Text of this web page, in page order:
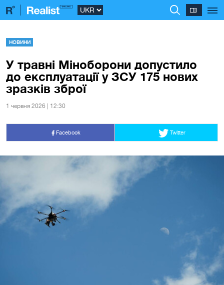
НОВИНИ
У травні Міноборони допустило
до експлуатації у ЗСУ 175 нових
зразків зброї
1 червня 2026 | 12:30
Facebook Twitter